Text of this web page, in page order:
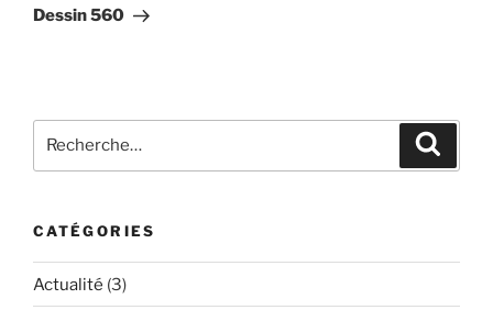
suivant
Dessin 560
pour
CATÉGORIES
Actualité (3)